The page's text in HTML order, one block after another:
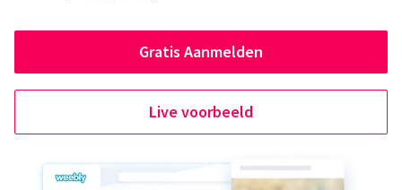
Gratis Aanmelden
Live voorbeeld